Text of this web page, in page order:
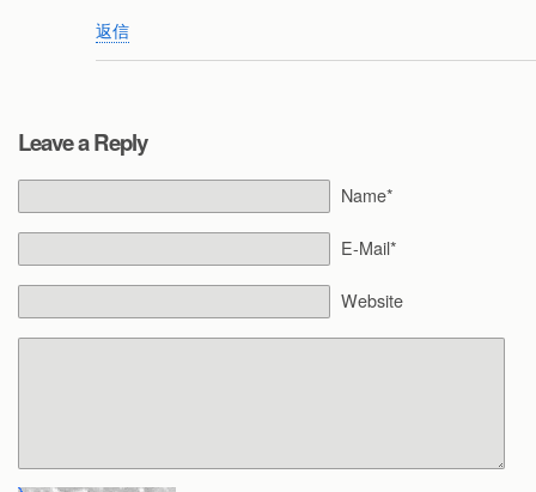
返信
Leave a Reply
Name*
E-Mail*
Website